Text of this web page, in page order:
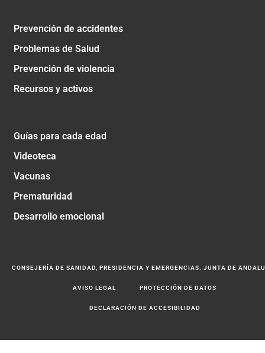
Prevención de accidentes
Problemas de Salud
Prevención de violencia
Recursos y activos
Guías para cada edad
Videoteca
Vacunas
Prematuridad
Desarrollo emocional
CONSEJERÍA DE SANIDAD, PRESIDENCIA Y EMERGENCIAS. JUNTA DE
AVISO LEGAL PROTECCIÓN DE DATOS
DECLARACIÓN DE ACCESIBILIDAD